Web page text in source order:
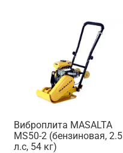
Виброплита MASALTA
MS50-2 (бензиновая, 2.5
л.с, 54 кг)